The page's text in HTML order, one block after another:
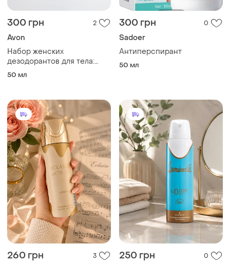
300 грн 2
Avon
Набор женских
дезодорантов для тела:
little black dress,
50 мл
300 грн 0
Sadoer
Антиперспирант
50 мл
260 грн 3 250 грн 0